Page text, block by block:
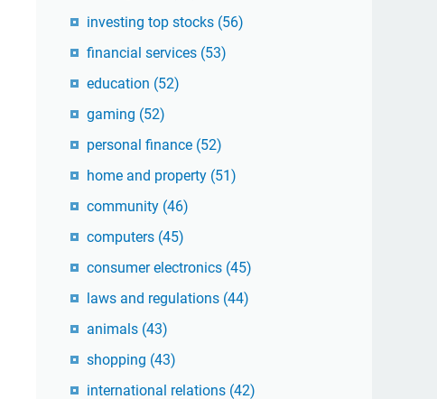
investing top stocks (56)
financial services (53)
education (52)
gaming (52)
personal finance (52)
home and property (51)
community (46)
computers (45)
consumer electronics (45)
laws and regulations (44)
animals (43)
shopping (43)
international relations (42)